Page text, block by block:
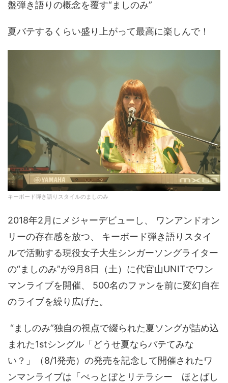
盤弾き語りの概念を覆す“ましのみ”
夏バテするくらい盛り上がって最高に楽しんで！
キーボード弾き語りスタイルのましのみ
2018年2月にメジャーデビューし、 ワンアンドオン
リーの存在感を放つ、 キーボード弾き語りスタイ
ルで活動する現役女子大生シンガーソングライター
の“ましのみ”が9月8日（土）に代官山UNITでワン
マンライブを開催、 500名のファンを前に変幻自在
のライブを繰り広げた。
“ましのみ”独自の視点で綴られた夏ソングが詰め込
まれた1stシングル「どうせ夏ならバテてみな
い？」（8/1発売）の発売を記念して開催されたワ
ンマンライブは「ぺっとぼとリテラシー ほとばし